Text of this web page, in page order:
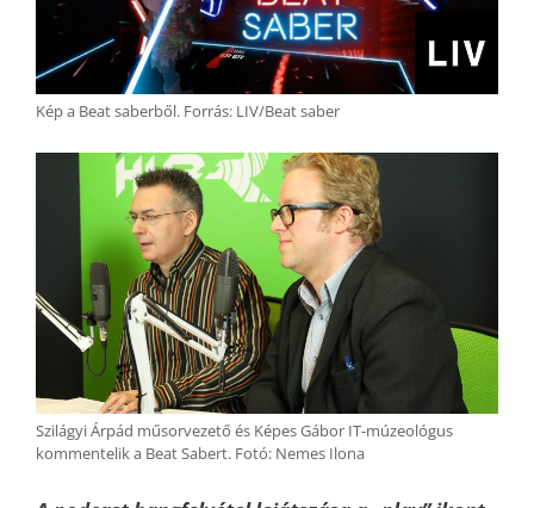
Kép a Beat saberből. Forrás: LIV/Beat saber
Szilágyi Árpád műsorvezető és Képes Gábor IT-múzeológus
kommentelik a Beat Sabert. Fotó: Nemes Ilona